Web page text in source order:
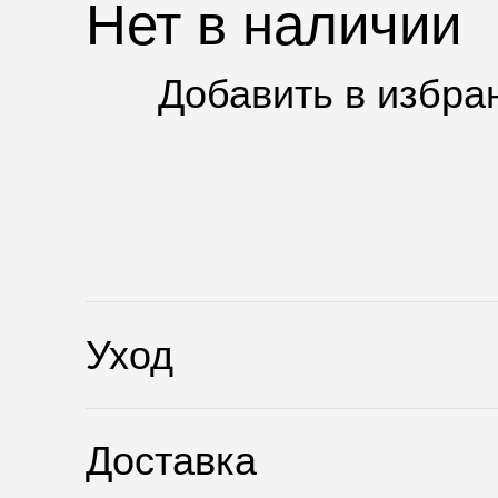
Нет в наличии
Добавить в
Уход
Доставка